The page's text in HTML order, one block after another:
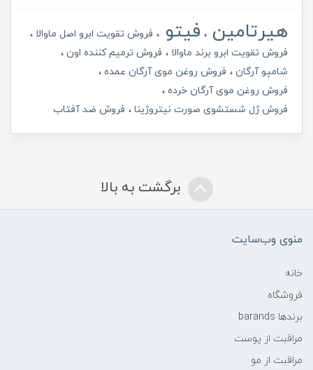
هیرتامین فیتو
فروش تقویت ابرو اصل ماوالا
فروش تقویت ابرو برند ماوالا
فروش ترمیم کننده اون
شامپو آرگان
فروش روغن موی آرگان عمده
فروش روغن موی آرگان خرده
فروش ژل شستشوی صورت نیتروژینا
فروش ضد آفتاب
برگشت به بالا
منوی وب‌سایت
خانه
فروشگاه
برندها barands
مراقبت از پوست
مراقبت از مو